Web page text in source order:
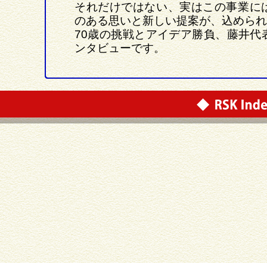
それだけではない、実はこの事業に
のある思いと新しい提案が、込めら
70歳の挑戦とアイデア勝負、藤井代
ンタビューです。